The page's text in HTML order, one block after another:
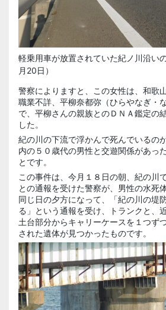
軽乗用車が放置されていた紀ノ川沿い
月20日）
警察によりますと、この女性は、和歌
職業不詳、平柳奈都弥（ひらやなぎ・
で、平柳さんの親族とのＤＮＡ鑑定の
した。
紀の川の下流で浮かんで死んでいるの
内の５０歳代の男性と交遊関係があっ
とです。
この事件は、今月１８日の朝、紀の川
との通報を受けた警察が、男性の水死
同じ日の夕方になって、「紀の川の堤
る」という通報を受け、トランクと、
土台部分からキャリーケースを１つず
された遺体が見つかったものです。